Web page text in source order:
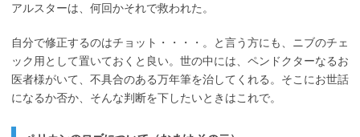
アルスターは、何回かそれで救われた。
自分で修正するのはチョット・・・・。と言う方にも、ニブのチェ
ック用として置いておくと良い。世の中には、ペンドクターなるお
医者様がいて、不具合のある万年筆を治してくれる。そこにお世話
になるか否か、そんな判断を下したいときはこれで。